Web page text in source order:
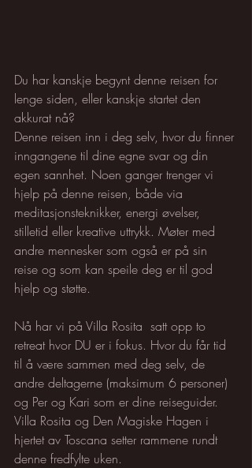
Du har kanskje begynt denne reisen for
lenge siden, eller kanskje startet den
akkurat nå?
Denne reisen inn i deg selv, hvor du finner
inngangene til dine egne svar og din
egen sannhet. Noen ganger trenger vi
hjelp på denne reisen, både via
meditasjonsteknikker, energi øvelser,
stilletid eller kreative uttrykk. Møter med
andre mennesker som også er på sin
reise og som kan speile deg er til god
hjelp og støtte.
Nå har vi på Villa Rosita  satt opp to
retreat hvor DU er i fokus. Hvor du får tid
til å være sammen med deg selv, de
andre deltagerne (maksimum 6 personer)
og Per og Kari som er dine reiseguider.
Villa Rosita og Den Magiske Hagen i
hjertet av Toscana setter rammene rundt
denne fredfylte uken.